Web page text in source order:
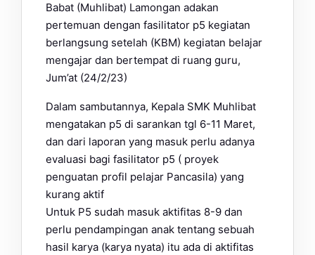
Babat (Muhlibat) Lamongan adakan
pertemuan dengan fasilitator p5 kegiatan
berlangsung setelah (KBM) kegiatan belajar
mengajar dan bertempat di ruang guru,
Jum’at (24/2/23)
Dalam sambutannya, Kepala SMK Muhlibat
mengatakan p5 di sarankan tgl 6-11 Maret,
dan dari laporan yang masuk perlu adanya
evaluasi bagi fasilitator p5 ( proyek
penguatan profil pelajar Pancasila) yang
kurang aktif
Untuk P5 sudah masuk aktifitas 8-9 dan
perlu pendampingan anak tentang sebuah
hasil karya (karya nyata) itu ada di aktifitas